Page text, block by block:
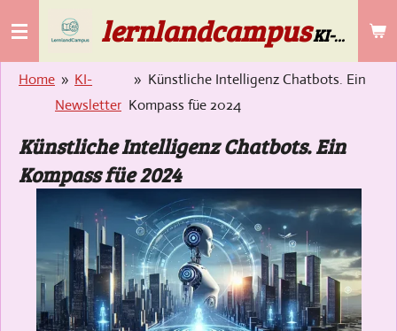
Zum
Hauptinhalt
springen
lernlandcampusKI-Lösungen für die Gebäudereinigung & Selbstständige ab 50
Home » KI-
Newsletter
» Künstliche Intelligenz Chatbots. Ein
Kompass füe 2024
Künstliche Intelligenz Chatbots. Ein
Kompass füe 2024